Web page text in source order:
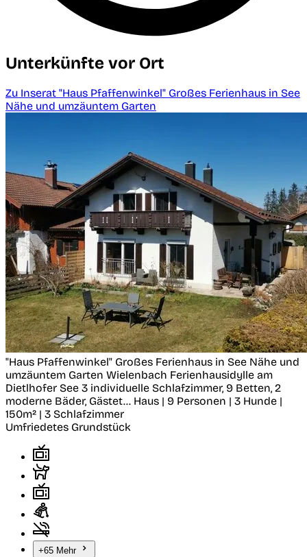
Unterkünfte vor Ort
Zu Inserat "Haus Pfaffenwinkel" Großes Ferienhaus in See
Nähe und umzäuntem Garten
"Haus Pfaffenwinkel" Großes Ferienhaus in See Nähe und
umzäuntem Garten Wielenbach Ferienhausidylle am
Dietlhofer See 3 individuelle Schlafzimmer, 9 Betten, 2
moderne Bäder, Gästet... Haus | 9 Personen | 3 Hunde |
150m² | 3 Schlafzimmer
Umfriedetes Grundstück
+65 Mehr